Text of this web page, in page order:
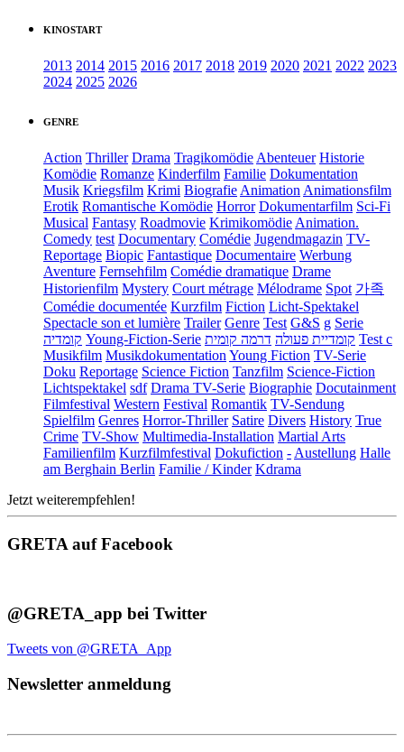
KINOSTART
2013 2014 2015 2016 2017 2018 2019 2020 2021 2022 2023
2024 2025 2026
GENRE
Action Thriller Drama Tragikomödie Abenteuer Historie
Komödie Romanze Kinderfilm Familie Dokumentation
Musik Kriegsfilm Krimi Biografie Animation Animationsfilm
Erotik Romantische Komödie Horror Dokumentarfilm Sci-Fi
Musical Fantasy Roadmovie Krimikomödie Animation.
Comedy test Documentary Comédie Jugendmagazin TV-
Reportage Biopic Fantastique Documentaire Werbung
Aventure Fernsehfilm Comédie dramatique Drame
Historienfilm Mystery Court métrage Mélodrame Spot 가족
Comédie documentée Kurzfilm Fiction Licht-Spektakel
Spectacle son et lumière Trailer Genre Test G&S g Serie
קומדיה Young-Fiction-Serie קומדיית פעולה דרמה קומית
Test c
Musikfilm Musikdokumentation Young Fiction TV-Serie
Doku Reportage Science Fiction Tanzfilm Science-Fiction
Lichtspektakel sdf Drama TV-Serie Biographie Docutainment
Filmfestival Western Festival Romantik TV-Sendung
Spielfilm Genres Horror-Thriller Satire Divers History True
Crime TV-Show Multimedia-Installation Martial Arts
Familienfilm Kurzfilmfestival Dokufiction - Austellung Halle
am Berghain Berlin Familie / Kinder Kdrama
Jetzt weiterempfehlen!
GRETA auf Facebook
@GRETA_app bei Twitter
Tweets von @GRETA_App
Newsletter anmeldung